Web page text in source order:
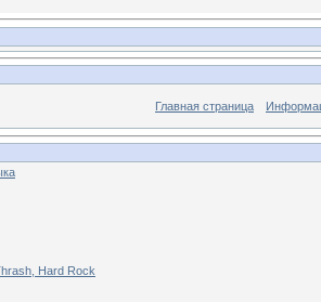
Главная страница
Hard Rock